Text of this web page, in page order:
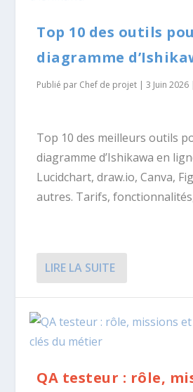
Top 10 des outils
diagramme
Publié par Chef de projet |3 Juin 2026
Top 10 des meilleurs outils
diagramme d’Ishikawa en
Lucidchart, draw.io, Canva,
autres. Tarifs,
LIRE LA SUITE
QA testeur : rôle,